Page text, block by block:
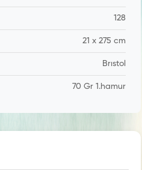
128
21 x 275 cm
Brıstol
70 Gr 1.hamur